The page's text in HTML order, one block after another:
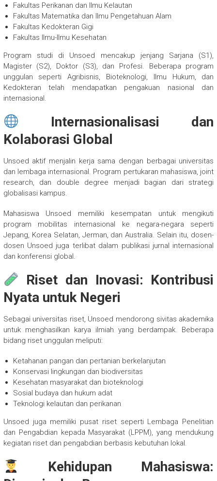
Fakultas Perikanan dan Ilmu Kelautan
Fakultas Matematika dan Ilmu Pengetahuan Alam
Fakultas Kedokteran Gigi
Fakultas Ilmu-Ilmu Kesehatan
Program studi di Unsoed mencakup jenjang Sarjana (S1),
Magister (S2), Doktor (S3), dan Profesi. Beberapa program
unggulan seperti Agribisnis, Bioteknologi, Ilmu Hukum, dan
Kedokteran telah mendapatkan pengakuan nasional dan
internasional.
Internasionalisasi dan
Kolaborasi Global
Unsoed aktif menjalin kerja sama dengan berbagai universitas
dan lembaga internasional. Program pertukaran mahasiswa, joint
research, dan double degree menjadi bagian dari strategi
globalisasi kampus.
Mahasiswa Unsoed memiliki kesempatan untuk mengikuti
program mobilitas internasional ke negara-negara seperti
Jepang, Korea Selatan, Jerman, dan Australia. Selain itu, dosen-
dosen Unsoed juga terlibat dalam publikasi jurnal internasional
dan konferensi global.
Riset dan Inovasi: Kontribusi
Nyata untuk Negeri
Sebagai universitas riset, Unsoed mendorong sivitas akademika
untuk menghasilkan karya ilmiah yang berdampak. Beberapa
bidang riset unggulan meliputi:
Ketahanan pangan dan pertanian berkelanjutan
Konservasi lingkungan dan biodiversitas
Kesehatan masyarakat dan bioteknologi
Sosial budaya dan hukum adat
Teknologi kelautan dan perikanan
Unsoed juga memiliki pusat riset seperti Lembaga Penelitian
dan Pengabdian kepada Masyarakat (LPPM), yang mendukung
kegiatan riset dan pengabdian berbasis kebutuhan lokal.
Kehidupan Mahasiswa: